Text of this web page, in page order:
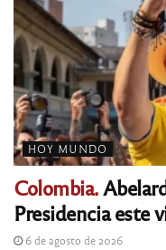
HOY MUNDO
Colombia.
Presidencia este
6 de agosto de 2026